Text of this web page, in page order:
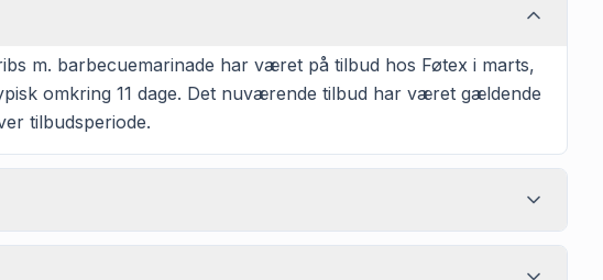
m. barbecuemarinade har været på tilbud hos Føtex i marts,
omkring 11 dage. Det nuværende tilbud har været gældende
tilbudsperiode.